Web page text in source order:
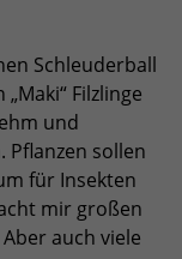
Schleuderball
Filzlinge
und
sollen
für Insekten
mir großen
auch viele